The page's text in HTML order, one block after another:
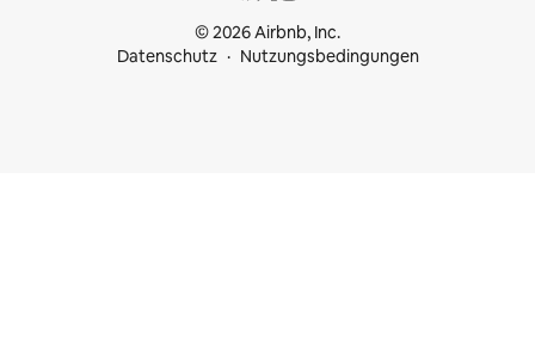
© 2026 Airbnb, Inc.
Datenschutz
Nutzungsbedingungen